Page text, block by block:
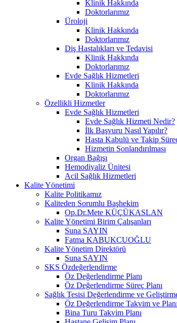
Klinik Hakkında
Doktorlarımız
Üroloji
Klinik Hakkında
Doktorlarımız
Diş Hastalıkları ve Tedavisi
Klinik Hakkında
Doktorlarımız
Evde Sağlık Hizmetleri
Klinik Hakkında
Doktorlarımız
Özellikli Hizmetler
Evde Sağlık Hizmetleri
Evde Sağlık Hizmeti Nedir?
İlk Başvuru Nasıl Yapılır?
Hasta Kabulü ve Takip
Hizmetin Sonlandırılması
Organ Bağışı
Hemodiyaliz Ünitesi
Acil Sağlık Hizmetleri
Kalite Yönetimi
Kalite Politikamız
Kaliteden Sorumlu Başhekim
Op.Dr.Mete KÜÇÜKASLAN
Kalite Yönetimi Birim Çalışanları
Suna SAYIN
Fatma KABUKCUOĞLU
Kalite Yönetim Direktörü
Suna SAYIN
SKS Özdeğerlendirme
Öz Değerlendirme Planı
Öz Değerlendirme Süreç Planı
Sağlık Tesisi Değerlendirme ve
Öz Değerlendirme Takvim ve Planı
Bina Turu Takvim Planı